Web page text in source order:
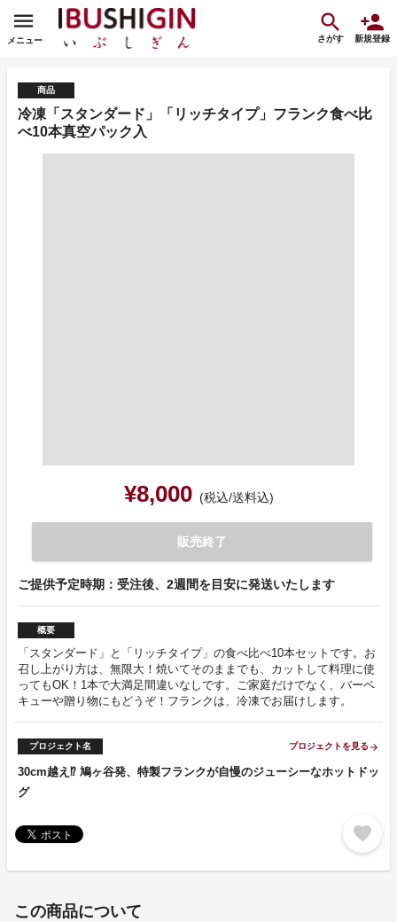
メニュー さがす 新規登録
商品
冷凍「スタンダード」「リッチタイプ」フランク食べ比
べ10本真空パック入
¥8,000 (税込/送料込)
販売終了
ご提供予定時期：受注後、2週間を目安に発送いたします
概要
「スタンダード」と「リッチタイプ」の食べ比べ10本セットです。お
召し上がり方は、無限大！焼いてそのままでも、カットして料理に使
ってもOK！1本で大満足間違いなしです。ご家庭だけでなく、バーベ
キューや贈り物にもどうぞ！フランクは、冷凍でお届けします。
プロジェクト名 プロジェクトを見る arrow_forward
30cm越え⁉︎ 鳩ヶ谷発、特製フランクが自慢のジューシーなホットドッ
グ
favorite
この商品について